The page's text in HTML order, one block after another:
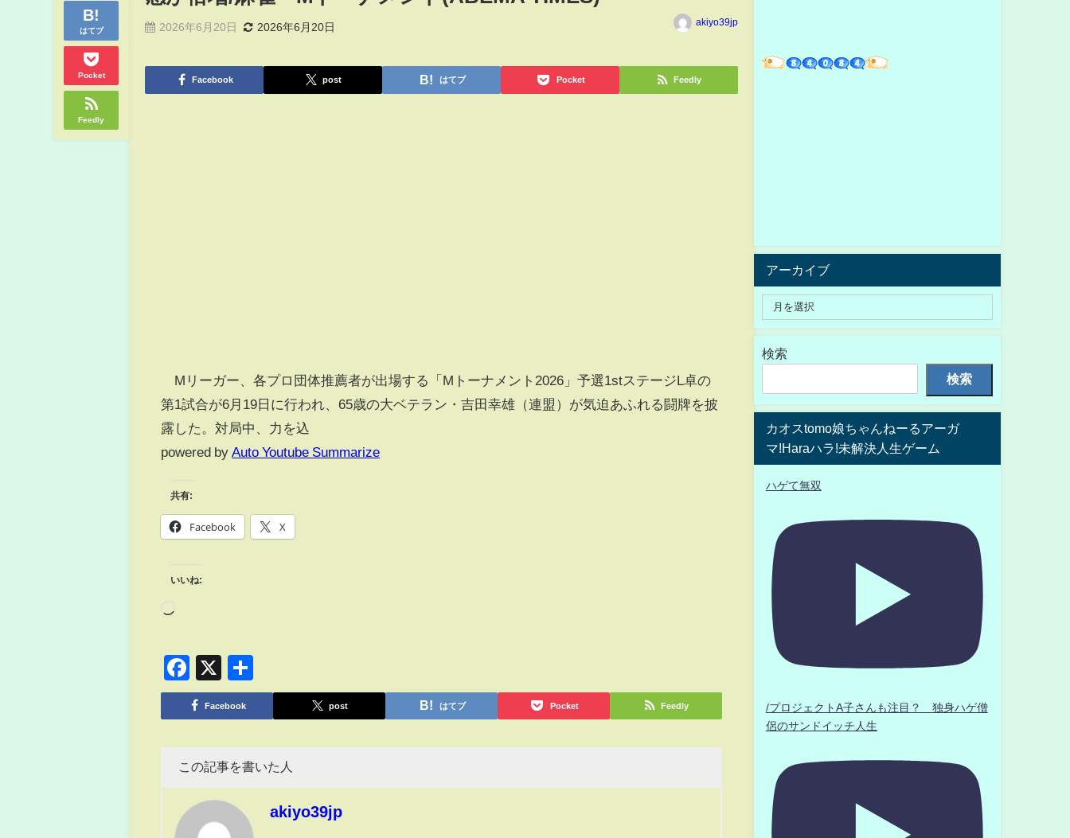
はてブ
Pocket
Feedly
2026年6月20日 2026年6月20日 akiyo39jp
Facebook post はてブ Pocket Feedly
Mリーガー、各プロ団体推薦者が出場する「Mトーナメント2026」予選1stステージL卓の
第1試合が6月19日に行われ、65歳の大ベテラン・吉田幸雄（連盟）が気迫あふれる闘牌を披
露した。対局中、力を込
powered by Auto Youtube Summarize
共有:
Facebook X
いいね:
Facebook
X
有
Facebook post はてブ Pocket Feedly
この記事を書いた人
akiyo39jp
アーカイブ
検索
検索
カオスtomo娘ちゃんねーるアーガ
マ!Haraハラ!未解決人生ゲーム
ハゲて無双
/プロジェクトA子さんも注目？ 独身ハゲ僧
侶のサンドイッチ人生